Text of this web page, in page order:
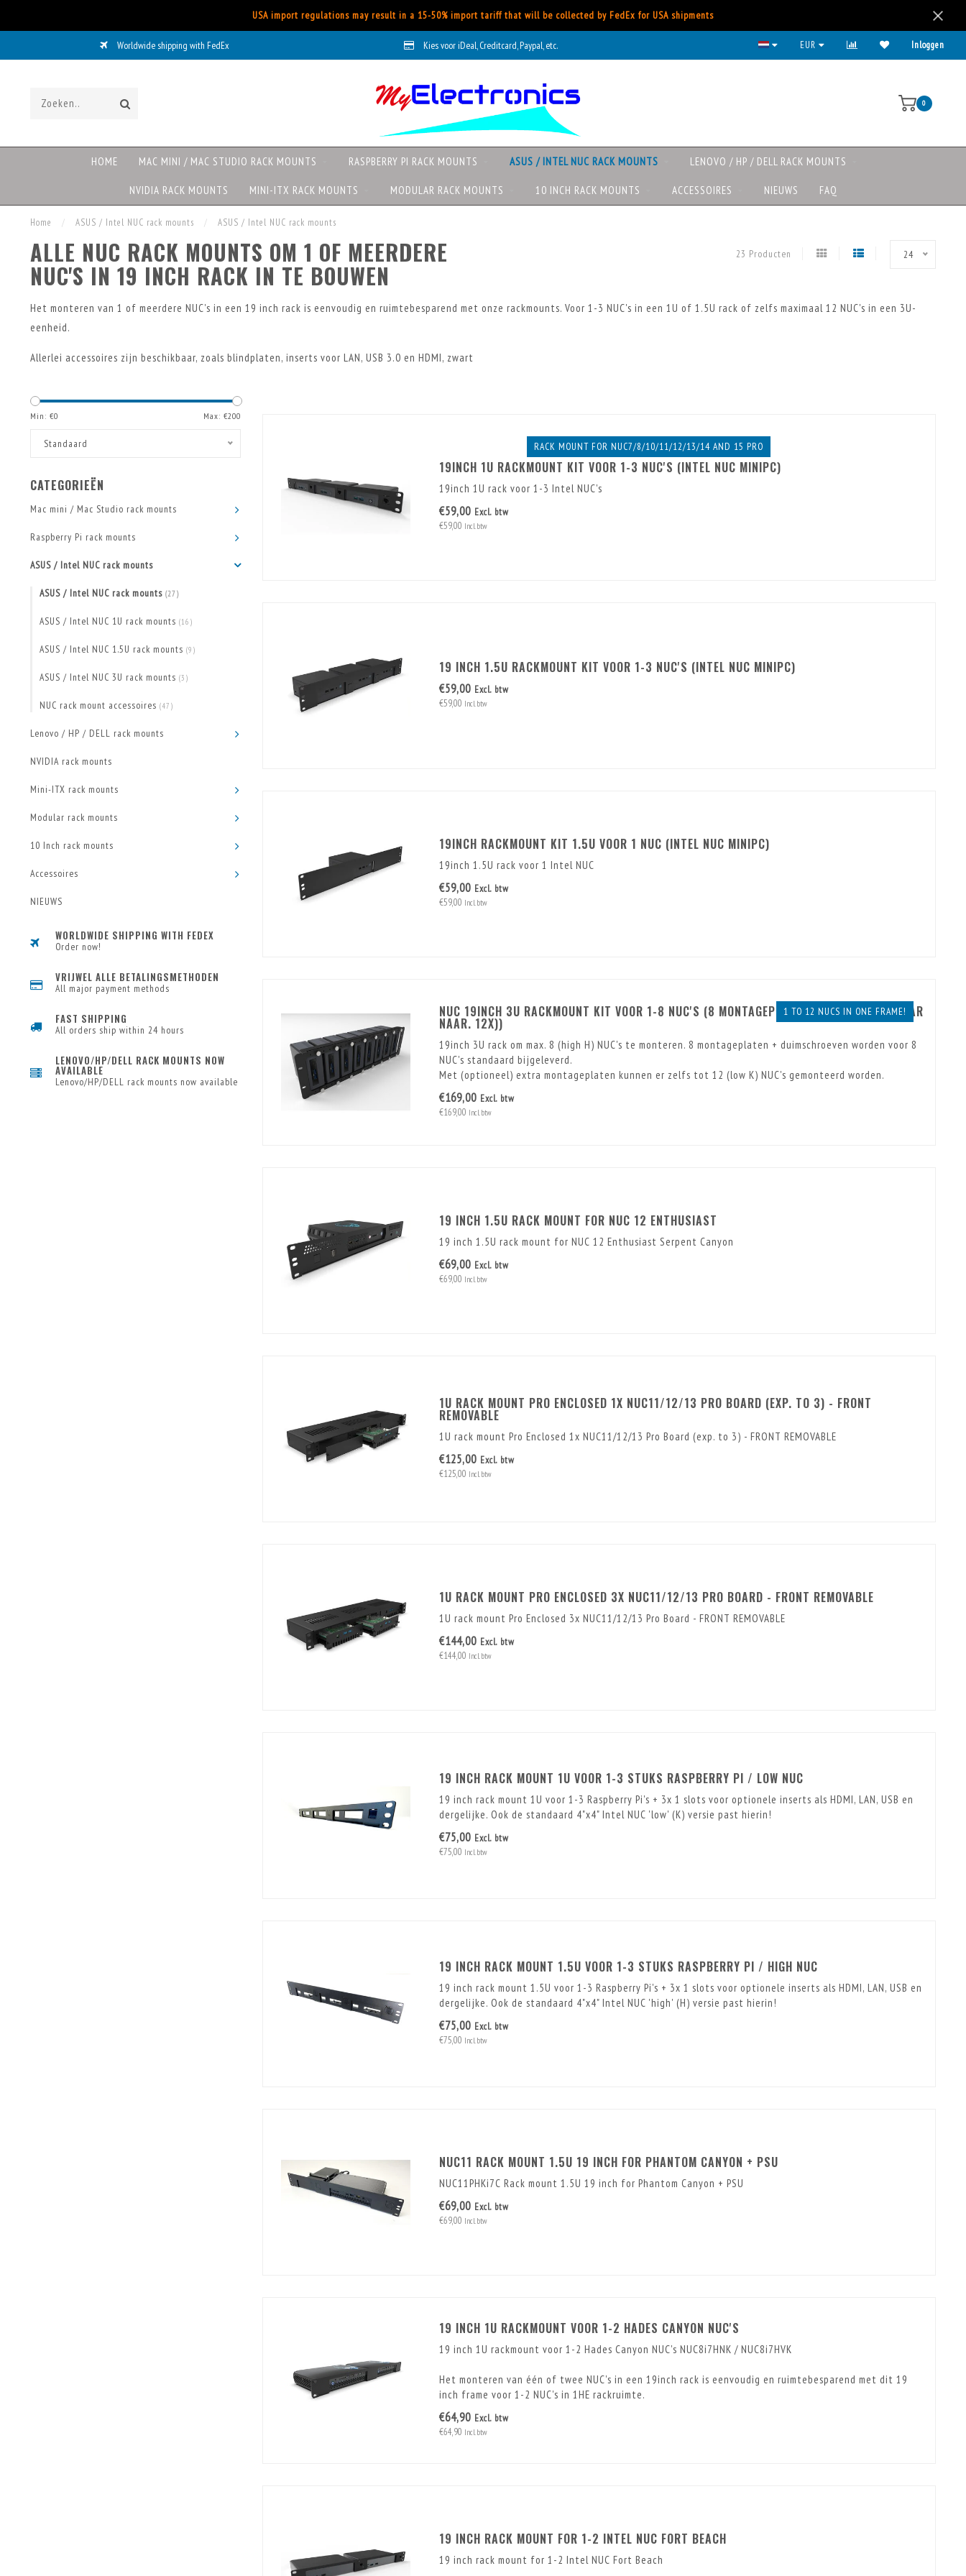
USA import regulations may result in a 15-50% import tariff that will be collected by FedEx for USA shipments
Worldwide shipping with FedEx Kies voor iDeal, Creditcard, Paypal, etc. EUR Inloggen
0
HOME MAC MINI / MAC STUDIO RACK MOUNTS RASPBERRY PI RACK MOUNTS ASUS / INTEL NUC RACK MOUNTS LENOVO / HP / DELL RACK MOUNTS
NVIDIA RACK MOUNTS MINI-ITX RACK MOUNTS MODULAR RACK MOUNTS 10 INCH RACK MOUNTS ACCESSOIRES NIEUWS FAQ
Home / ASUS / Intel NUC rack mounts / ASUS / Intel NUC rack mounts
ALLE NUC RACK MOUNTS OM 1 OF MEERDERE
NUC'S IN 19 INCH RACK IN TE BOUWEN
23 Producten 24
Het monteren van 1 of meerdere NUC's in een 19 inch rack is eenvoudig en ruimtebesparend met onze rackmounts. Voor 1-3 NUC's in een 1U of 1.5U rack of zelfs maximaal 12 NUC's in een 3U-
eenheid.
Allerlei accessoires zijn beschikbaar, zoals blindplaten, inserts voor LAN, USB 3.0 en HDMI, zwart
Min: €0 Max: €200
Standaard
CATEGORIEËN
Mac mini / Mac Studio rack mounts
Raspberry Pi rack mounts
ASUS / Intel NUC rack mounts
ASUS / Intel NUC rack mounts (27)
ASUS / Intel NUC 1U rack mounts (16)
ASUS / Intel NUC 1.5U rack mounts (9)
ASUS / Intel NUC 3U rack mounts (3)
NUC rack mount accessoires (47)
Lenovo / HP / DELL rack mounts
NVIDIA rack mounts
Mini-ITX rack mounts
Modular rack mounts
10 Inch rack mounts
Accessoires
NIEUWS
WORLDWIDE SHIPPING WITH FEDEX
Order now!
VRIJWEL ALLE BETALINGSMETHODEN
All major payment methods
FAST SHIPPING
All orders ship within 24 hours
LENOVO/HP/DELL RACK MOUNTS NOW
AVAILABLE
Lenovo/HP/DELL rack mounts now available
RACK MOUNT FOR NUC7/8/10/11/12/13/14 AND 15 PRO
19INCH 1U RACKMOUNT KIT VOOR 1-3 NUC'S (INTEL NUC MINIPC)
19inch 1U rack voor 1-3 Intel NUC's
€59,00 Excl. btw
€59,00 Incl. btw
19 INCH 1.5U RACKMOUNT KIT VOOR 1-3 NUC'S (INTEL NUC MINIPC)
€59,00 Excl. btw
€59,00 Incl. btw
19INCH RACKMOUNT KIT 1.5U VOOR 1 NUC (INTEL NUC MINIPC)
19inch 1.5U rack voor 1 Intel NUC
€59,00 Excl. btw
€59,00 Incl. btw
1 TO 12 NUCS IN ONE FRAME!
NUC 19INCH 3U RACKMOUNT KIT VOOR 1-8 NUC'S (8 MONTAGEPLATEN INCL., UITBREIDBAAR
NAAR. 12X))
19inch 3U rack om max. 8 (high H) NUC's te monteren. 8 montageplaten + duimschroeven worden voor 8
NUC's standaard bijgeleverd.
Met (optioneel) extra montageplaten kunnen er zelfs tot 12 (low K) NUC's gemonteerd worden.
€169,00 Excl. btw
€169,00 Incl. btw
19 INCH 1.5U RACK MOUNT FOR NUC 12 ENTHUSIAST
19 inch 1.5U rack mount for NUC 12 Enthusiast Serpent Canyon
€69,00 Excl. btw
€69,00 Incl. btw
1U RACK MOUNT PRO ENCLOSED 1X NUC11/12/13 PRO BOARD (EXP. TO 3) - FRONT
REMOVABLE
1U rack mount Pro Enclosed 1x NUC11/12/13 Pro Board (exp. to 3) - FRONT REMOVABLE
€125,00 Excl. btw
€125,00 Incl. btw
1U RACK MOUNT PRO ENCLOSED 3X NUC11/12/13 PRO BOARD - FRONT REMOVABLE
1U rack mount Pro Enclosed 3x NUC11/12/13 Pro Board - FRONT REMOVABLE
€144,00 Excl. btw
€144,00 Incl. btw
19 INCH RACK MOUNT 1U VOOR 1-3 STUKS RASPBERRY PI / LOW NUC
19 inch rack mount 1U voor 1-3 Raspberry Pi's + 3x 1 slots voor optionele inserts als HDMI, LAN, USB en
dergelijke. Ook de standaard 4"x4" Intel NUC 'low' (K) versie past hierin!
€75,00 Excl. btw
€75,00 Incl. btw
19 INCH RACK MOUNT 1.5U VOOR 1-3 STUKS RASPBERRY PI / HIGH NUC
19 inch rack mount 1.5U voor 1-3 Raspberry Pi's + 3x 1 slots voor optionele inserts als HDMI, LAN, USB en
dergelijke. Ook de standaard 4"x4" Intel NUC 'high' (H) versie past hierin!
€75,00 Excl. btw
€75,00 Incl. btw
NUC11 RACK MOUNT 1.5U 19 INCH FOR PHANTOM CANYON + PSU
NUC11PHKi7C Rack mount 1.5U 19 inch for Phantom Canyon + PSU
€69,00 Excl. btw
€69,00 Incl. btw
19 INCH 1U RACKMOUNT VOOR 1-2 HADES CANYON NUC'S
19 inch 1U rackmount voor 1-2 Hades Canyon NUC's NUC8i7HNK / NUC8i7HVK
Het monteren van één of twee NUC's in een 19inch rack is eenvoudig en ruimtebesparend met dit 19
inch frame voor 1-2 NUC's in 1HE rackruimte.
€64,90 Excl. btw
€64,90 Incl. btw
19 INCH RACK MOUNT FOR 1-2 INTEL NUC FORT BEACH
19 inch rack mount for 1-2 Intel NUC Fort Beach